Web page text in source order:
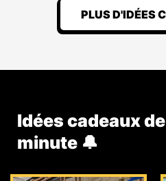
PLUS D'IDÉES
Idées cadeaux
minute 🔔